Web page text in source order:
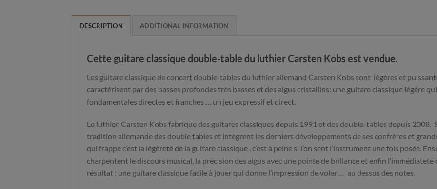
DESCRIPTION ADDITIONAL INFORMATION
Cette guitare classique double-table du luthier Carsten Kobs est vendue.
Les guitare classique de concert double-tables du luthier allemand Carsten Kobs sont légères et
caractérisent par des basses profondes très basses et des aigus cristallins: une guitare classique légère
fondamentales directes et franches … un jeu expressif et direct.
Le luthier, Carsten Kobs fabrique des guitares classiques depuis 1991 et des double-tables depuis 2008.
tradition allemande des double tables et intègrent les derniers développements de ses confrères et
qui frappe c’est la légèreté de la guitare classique , c’est à peine si l’on sent l’instrument une fois posée.
charpentent le discours musical, la précision des aigus avec une pointe de brillance et enfin
résultat : une guitare classique facile à jouer qui donne l’impression de voler … au dessus des notes.